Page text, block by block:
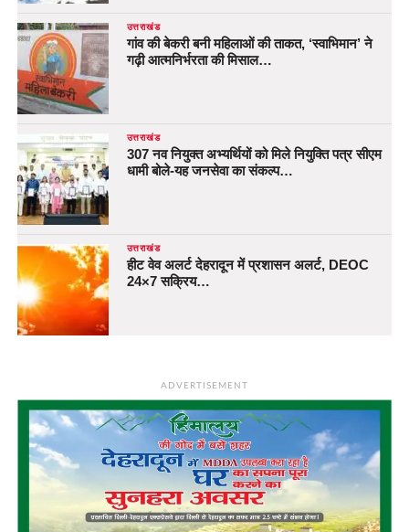
उत्तराखंड
गांव की बेकरी बनी महिलाओं की ताकत, ‘स्वाभिमान’ ने
गढ़ी आत्मनिर्भरता की मिसाल…
उत्तराखंड
307 नव नियुक्त अभ्यर्थियों को मिले नियुक्ति पत्र सीएम
धामी बोले-यह जनसेवा का संकल्प…
उत्तराखंड
हीट वेव अलर्ट देहरादून में प्रशासन अलर्ट, DEOC
24×7 सक्रिय…
ADVERTISEMENT